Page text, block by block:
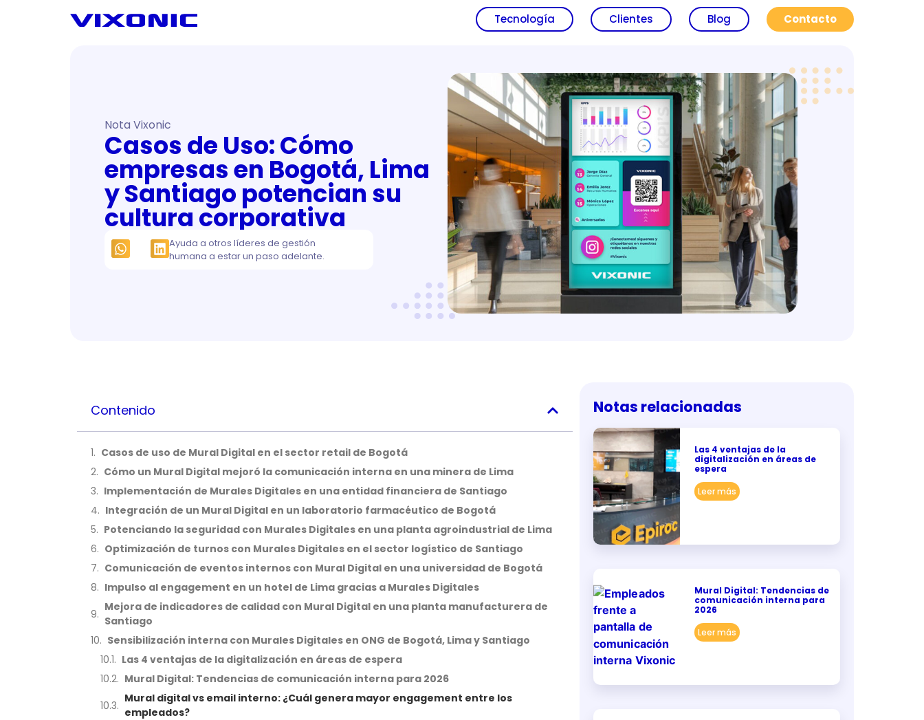
Tecnología Clientes Blog Contacto
Nota Vixonic
Casos de Uso: Cómo
empresas en Bogotá, Lima
y Santiago potencian su
cultura corporativa
Ayuda a otros líderes de gestión
humana a estar un paso adelante.
Contenido
Casos de uso de Mural Digital en el sector retail de Bogotá
Cómo un Mural Digital mejoró la comunicación interna en una minera de Lima
Implementación de Murales Digitales en una entidad financiera de Santiago
Integración de un Mural Digital en un laboratorio farmacéutico de Bogotá
Potenciando la seguridad con Murales Digitales en una planta agroindustrial de Lima
Optimización de turnos con Murales Digitales en el sector logístico de Santiago
Comunicación de eventos internos con Mural Digital en una universidad de Bogotá
Impulso al engagement en un hotel de Lima gracias a Murales Digitales
Mejora de indicadores de calidad con Mural Digital en una planta manufacturera de
Santiago
Sensibilización interna con Murales Digitales en ONG de Bogotá, Lima y Santiago
Las 4 ventajas de la digitalización en áreas de espera
Mural Digital: Tendencias de comunicación interna para 2026
Mural digital vs email interno: ¿Cuál genera mayor engagement entre los
empleados?
Notas relacionadas
Las 4 ventajas de la
digitalización en áreas de
espera
Leer más
Mural Digital: Tendencias de
comunicación interna para
2026
Leer más